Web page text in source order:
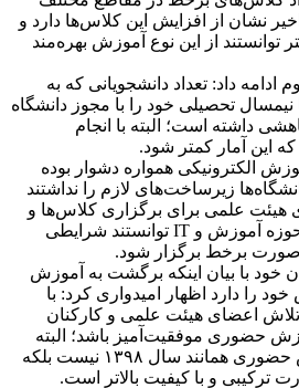
نشان از افزایش این کلاس‌ها دارد و
توانستند از این نوع آموزش بهره‌مند
داد: تعداد دانشجویانی که به
نیمسال تحصیلی خود را با مجوز دانشگاه
داشته است؛ البته با انجام
که این آمار کمتر شود.
الکترونیکی همواره دشوار بوده
زیرساخت‌های لازم را نداشتند
هیئت علمی برای برگزاری کلاس‌ها و
کارشناسان دانشگاه‌ها در حوزه آموزش و IT توانستند شرایطی
صورت برخط برگزار شود.
خود با بیان اینکه برگشت به آموزش
را دارد اظهار امیدواری کرد: با
اعضای هیئت علمی و کارکنان
حضوری موفقیت‌آمیز باشد؛ البته
منظور بازگشت به آموزش حضوری همانند سال ۱۳۹۸ نیست بلکه
و با کیفیت بالاتر است.